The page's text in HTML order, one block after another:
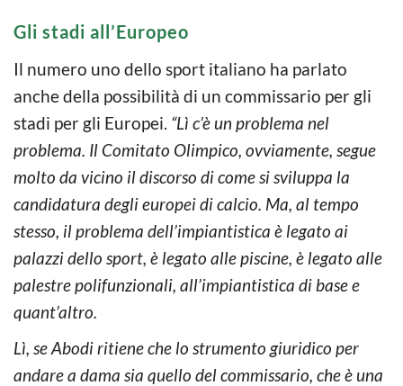
Gli stadi all’Europeo
Il numero uno dello sport italiano ha parlato
anche della possibilità di un commissario per gli
stadi per gli Europei. “Lì c’è un problema nel
problema. Il Comitato Olimpico, ovviamente, segue
molto da vicino il discorso di come si sviluppa la
candidatura degli europei di calcio. Ma, al tempo
stesso, il problema dell’impiantistica è legato ai
palazzi dello sport, è legato alle piscine, è legato alle
palestre polifunzionali, all’impiantistica di base e
quant’altro.
Lì, se Abodi ritiene che lo strumento giuridico per
andare a dama sia quello del commissario, che è una